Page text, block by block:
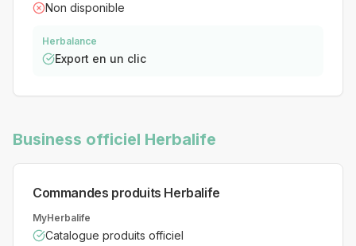
Non disponible
Herbalance
Export en un clic
Business officiel Herbalife
Commandes produits Herbalife
MyHerbalife
Catalogue produits officiel